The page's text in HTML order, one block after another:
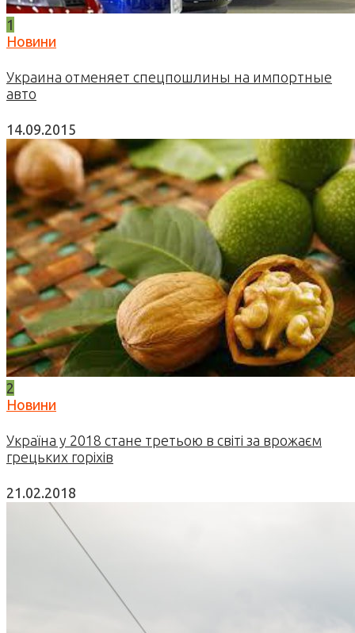
1
Новини
Украина отменяет спецпошлины на импортные
авто
14.09.2015
2
Новини
Україна у 2018 стане третьою в світі за врожаєм
грецьких горіхів
21.02.2018